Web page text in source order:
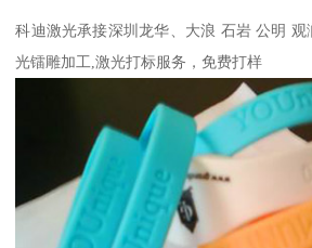
科迪激光承接深圳龙华、大浪 石岩 公明
光镭雕加工,激光打标服务，免费打样